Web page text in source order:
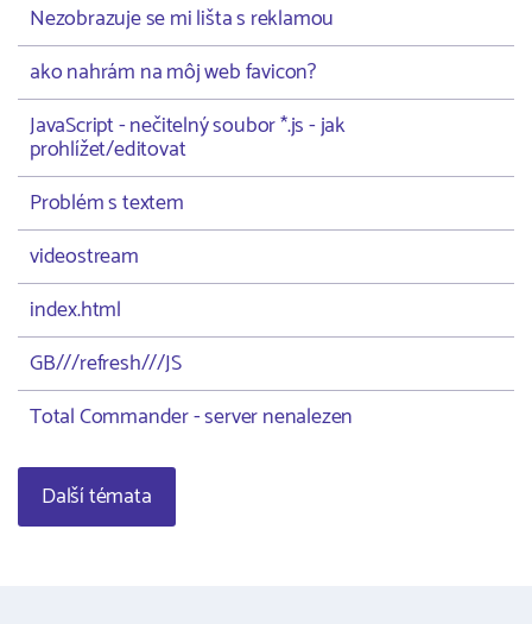
Nezobrazuje se mi lišta s reklamou
ako nahrám na môj web favicon?
JavaScript - nečitelný soubor *.js - jak
prohlížet/editovat
Problém s textem
videostream
index.html
GB///refresh///JS
Total Commander - server nenalezen
Další témata